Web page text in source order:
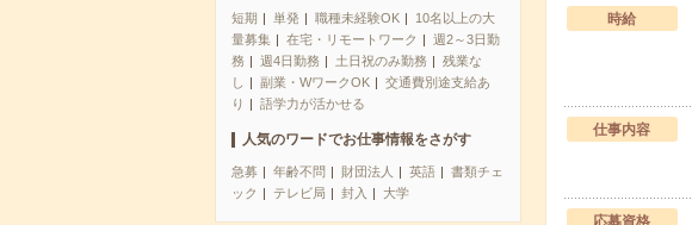
短期 単発 職種未経験OK
10名以上の大
量募集
在宅・リモートワーク
週2～3日勤
務
週4日勤務 土日祝のみ勤務
残業な
し
副業・WワークOK
交通費別途支給あ
り
語学力が活かせる
人気のワードでお仕事情報をさがす
急募 年齢不問 財団法人 英語
書類チェ
ック
テレビ局 封入 大学
時給
仕事内容
応募資格